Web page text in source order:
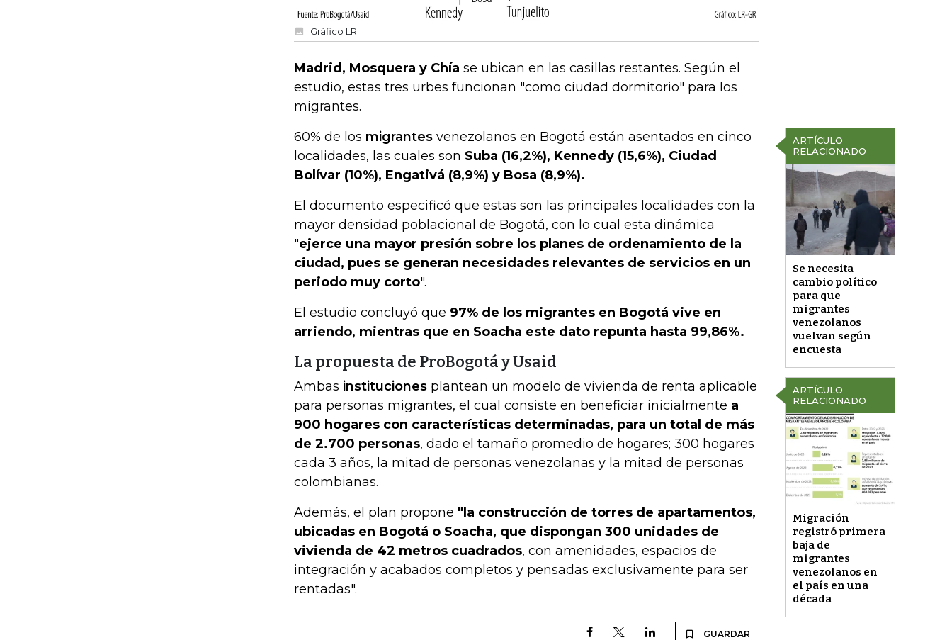
Gráfico LR
Madrid, Mosquera y Chía se ubican en las casillas restantes. Según el
estudio, estas tres urbes funcionan "como ciudad dormitorio" para los
migrantes.
ARTÍCULO
RELACIONADO
Se necesita
cambio político
para que
migrantes
venezolanos
vuelvan según
encuesta
60% de los migrantes venezolanos en Bogotá están asentados en cinco
localidades, las cuales son Suba (16,2%), Kennedy (15,6%), Ciudad
Bolívar (10%), Engativá (8,9%) y Bosa (8,9%).
El documento especificó que estas son las principales localidades con la
mayor densidad poblacional de Bogotá, con lo cual esta dinámica
"ejerce una mayor presión sobre los planes de ordenamiento de la
ciudad, pues se generan necesidades relevantes de servicios en un
periodo muy corto".
El estudio concluyó que 97% de los migrantes en Bogotá vive en
arriendo, mientras que en Soacha este dato repunta hasta 99,86%.
La propuesta de ProBogotá y Usaid
ARTÍCULO
RELACIONADO
Migración
registró primera
baja de
migrantes
venezolanos en
el país en una
década
Ambas instituciones plantean un modelo de vivienda de renta aplicable
para personas migrantes, el cual consiste en beneficiar inicialmente a
900 hogares con características determinadas, para un total de más
de 2.700 personas, dado el tamaño promedio de hogares; 300 hogares
cada 3 años, la mitad de personas venezolanas y la mitad de personas
colombianas.
Además, el plan propone "la construcción de torres de apartamentos,
ubicadas en Bogotá o Soacha, que dispongan 300 unidades de
vivienda de 42 metros cuadrados, con amenidades, espacios de
integración y acabados completos y pensadas exclusivamente para ser
rentadas".
GUARDAR